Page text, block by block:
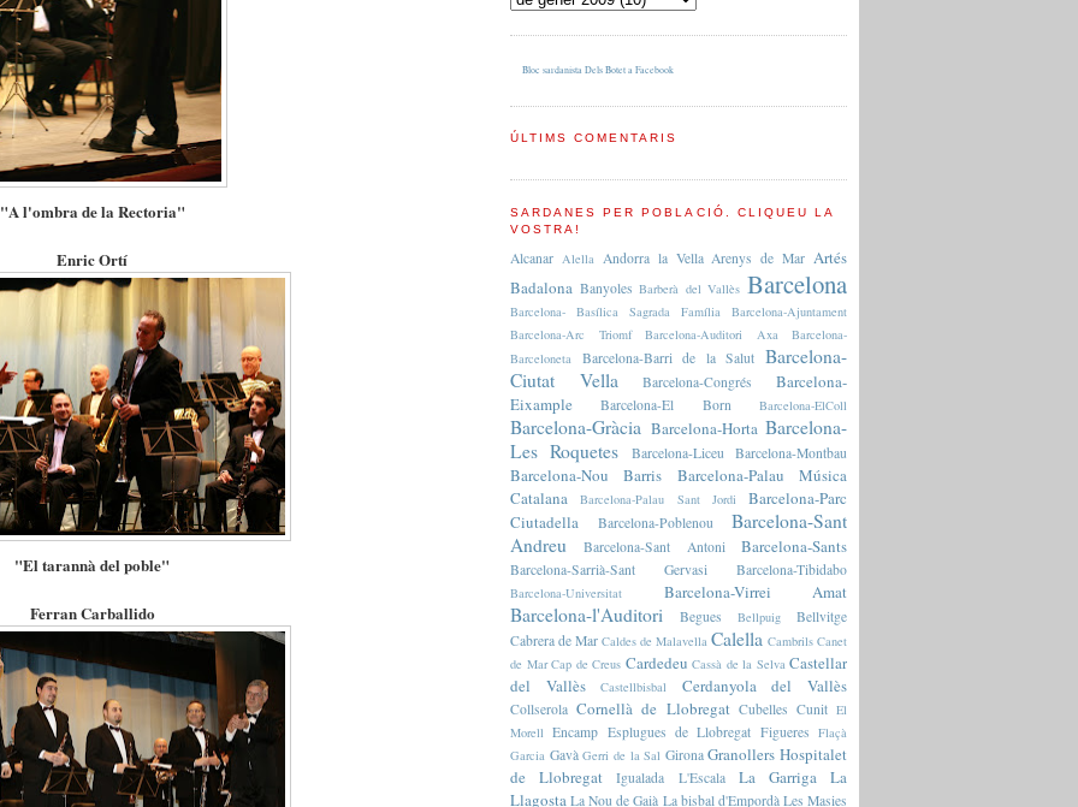
"A l'ombra de la Rectoria"
Enric Ortí
"El tarannà del poble"
Ferran Carballido
Bloc sardanista Dels Botet a Facebook
ÚLTIMS COMENTARIS
SARDANES PER POBLACIÓ. CLIQUEU LA
VOSTRA!
Alcanar Alella Andorra la Vella Arenys de Mar Artés
Badalona Banyoles Barberà del Vallès Barcelona
Barcelona- Basílica Sagrada Família
Barcelona-Ajuntament
Barcelona-Arc Triomf
Barcelona-Auditori Axa
Barcelona-
Barceloneta
Barcelona-Barri de la Salut
Barcelona-
Ciutat Vella
Barcelona-Congrés
Barcelona-
Eixample
Barcelona-El Born Barcelona-ElColl
Barcelona-Gràcia Barcelona-Horta Barcelona-
Les Roquetes
Barcelona-Liceu Barcelona-Montbau
Barcelona-Nou Barris
Barcelona-Palau Música
Catalana
Barcelona-Palau Sant Jordi
Barcelona-Parc
Ciutadella
Barcelona-Poblenou
Barcelona-Sant
Andreu
Barcelona-Sant Antoni Barcelona-Sants
Barcelona-Sarrià-Sant Gervasi Barcelona-Tibidabo
Barcelona-Universitat Barcelona-Virrei Amat
Barcelona-l'Auditori Begues Bellpuig
Bellvitge
Cabrera de Mar Caldes de Malavella Calella Cambrils Canet
de Mar Cap de Creus Cardedeu Cassà de la Selva Castellar
del Vallès
Castellbisbal Cerdanyola del Vallès
Collserola Cornellà de Llobregat Cubelles Cunit El
Morell Encamp Esplugues de Llobregat Figueres Flaçà
Garcia Gavà Gerri de la Sal Girona Granollers Hospitalet
de Llobregat
Igualada L'Escala La Garriga
La
Llagosta La Nou de Gaià La bisbal d'Empordà Les Masies